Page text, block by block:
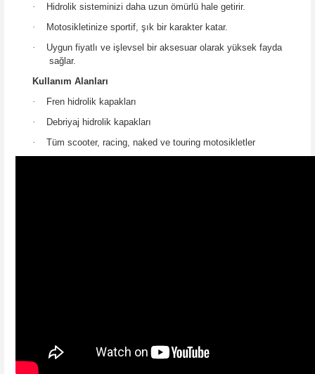
·
Hidrolik sisteminizi daha uzun ömürlü hale getirir.
·
Motosikletinize sportif, şık bir karakter katar.
·
Uygun fiyatlı ve işlevsel bir aksesuar olarak yüksek fayda
sağlar.
Kullanım Alanları
·
Fren hidrolik kapakları
·
Debriyaj hidrolik kapakları
·
Tüm scooter, racing, naked ve touring motosikletler